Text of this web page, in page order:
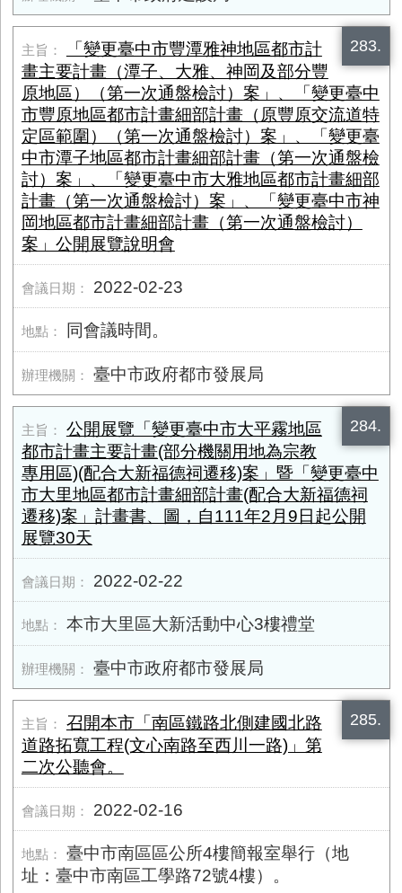
283.
「變更臺中市豐潭雅神地區都市計
畫主要計畫（潭子、大雅、神岡及部分豐
原地區）（第一次通盤檢討）案」、「變更臺中
市豐原地區都市計畫細部計畫（原豐原交流道特
定區範圍）（第一次通盤檢討）案」、「變更臺
中市潭子地區都市計畫細部計畫（第一次通盤檢
討）案」、「變更臺中市大雅地區都市計畫細部
計畫（第一次通盤檢討）案」、「變更臺中市神
岡地區都市計畫細部計畫（第一次通盤檢討）
案」公開展覽說明會
2022-02-23
同會議時間。
臺中市政府都市發展局
284.
公開展覽「變更臺中市大平霧地區
都市計畫主要計畫(部分機關用地為宗教
專用區)(配合大新福德祠遷移)案」暨「變更臺中
市大里地區都市計畫細部計畫(配合大新福德祠
遷移)案」計畫書、圖，自111年2月9日起公開
展覽30天
2022-02-22
本市大里區大新活動中心3樓禮堂
臺中市政府都市發展局
285.
召開本市「南區鐵路北側建國北路
道路拓寬工程(文心南路至西川一路)」第
二次公聽會。
2022-02-16
臺中市南區區公所4樓簡報室舉行（地
址：臺中市南區工學路72號4樓）。